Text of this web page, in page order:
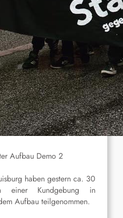
haben gestern ca. 30
einer Kundgebung in
Aufbau teilgenommen.